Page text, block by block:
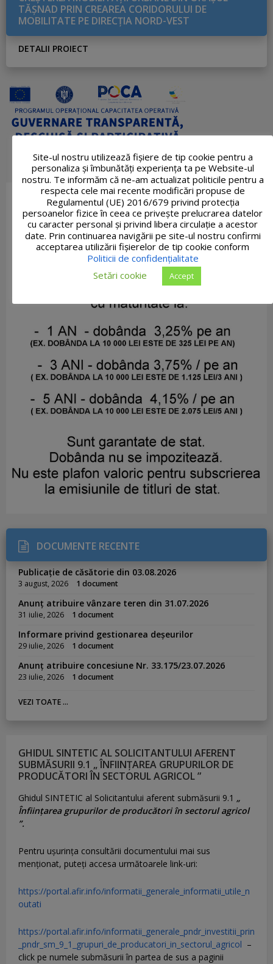
TĂŞNAD PRIN CREAREA CORIDORULUI DE
MOBILITATE PE DIRECŢIA NORD-VEST
DETALII PROIECT
DOCUMENTE RECENTE
Publicație de căsătorie din 03.08.2026
3 august, 2026 1 document
Anunț atribuire vânzare teren din 31.07.2026
31 iulie, 2026 1 document
Informare privind gestionarea deșeurilor
29 iulie, 2026 1 document
Anunț atribuire concesiune Nr. 33.175/23.07.2026
23 iulie, 2026 1 document
VEZI TOATE ...
GHIDUL SINTETIC AL SOLICITANTULUI AFERENT
SUBMĂSURII 9.1 „ ÎNFIINȚAREA GRUPURILOR DE
PRODUCĂTORI ÎN SECTORUL AGRICOL ”
Ghidul SINTETIC al Solicitantului aferent submăsurii 9.1 „
Înființarea grupurilor de producători în sectorul agricol
”.
Pentru uşurinţa consultării documentului mai sus
menţionat, puteţi accesa următoarele link-uri:
https://portal.afir.info/informatii_generale_informatii_utile_n
outati
https://portal.afir.info/informatii_generale_pndr_investitii_prin
_pndr_sm_9_1_grupuri_de_producatori_in_sectorul_agricol –
click pe numele submăsurii în partea de sus a paginii
Site-ul nostru utilizează fişiere de tip cookie pentru a
personaliza și îmbunătăți experiența ta pe Website-ul
nostru. Te informăm că ne-am actualizat politicile pentru a
respecta cele mai recente modificări propuse de
Regulamentul (UE) 2016/679 privind protecția
persoanelor fizice în ceea ce privește prelucrarea datelor
cu caracter personal și privind libera circulație a acestor
date. Prin continuarea navigării pe site-ul nostru confirmi
acceptarea utilizării fişierelor de tip cookie conform
Politicii de confidențialitate
Setări cookie
Accept